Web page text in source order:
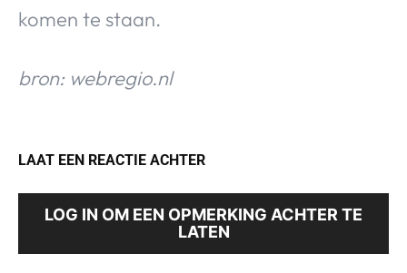
komen te staan.
bron: webregio.nl
LAAT EEN REACTIE ACHTER
LOG IN OM EEN OPMERKING ACHTER TE
LATEN